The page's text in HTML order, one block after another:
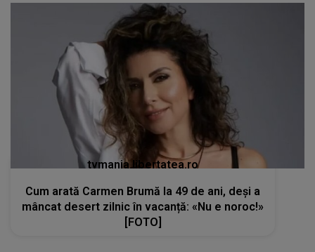
tvmania.libertatea.ro
Cum arată Carmen Brumă la 49 de ani, deși a
mâncat desert zilnic în vacanță: «Nu e noroc!»
[FOTO]